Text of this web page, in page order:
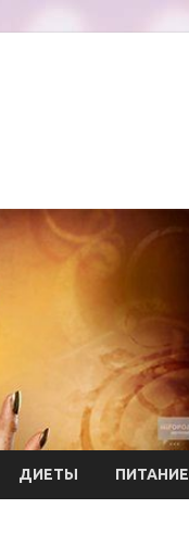
ДИЕТЫ ПИТАНИЕ